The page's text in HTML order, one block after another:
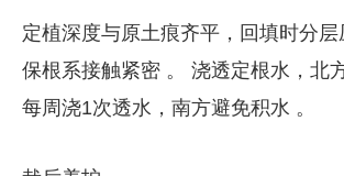
定植深度与原土痕齐平，回填时分
保根系接触紧密 。 浇透定根水，北
每周浇1次透水，南方避免积水 。